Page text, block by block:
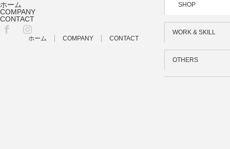
SHOP
WORK & SKILL
OTHERS
ホーム
COMPANY
CONTACT
Facebook
ホーム COMPANY CONTACT